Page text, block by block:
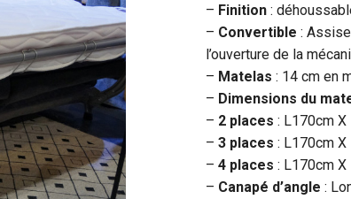
– Finition :
– Convertible :
l’ouverture de la
– Matelas : 14 cm en
– Dimensions du
– 2 places : L170cm
– 3 places : L170cm
– 4 places : L170cm
– Canapé d’angle :